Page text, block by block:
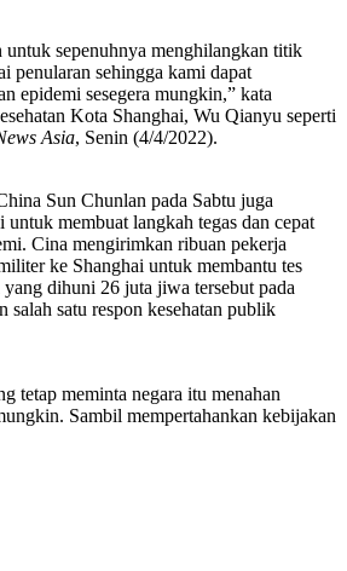
untuk sepenuhnya menghilangkan titik
penularan sehingga kami dapat
epidemi sesegera mungkin,” kata
Kota Shanghai, Wu Qianyu seperti
Asia, Senin (4/4/2022).
Sun Chunlan pada Sabtu juga
untuk membuat langkah tegas dan cepat
Cina mengirimkan ribuan pekerja
ke Shanghai untuk membantu tes
dihuni 26 juta jiwa tersebut pada
salah satu respon kesehatan publik
tetap meminta negara itu menahan
Sambil mempertahankan kebijakan